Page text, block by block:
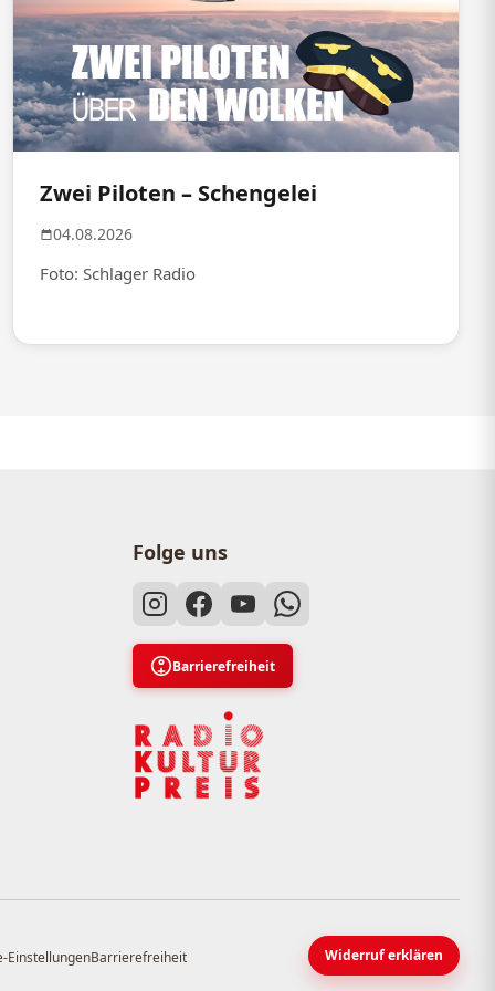
Zwei Piloten – Schengelei
04.08.2026
Foto: Schlager Radio
Folge uns
Barrierefreiheit
EinstellungenBarrierefreiheit Widerruf erklären